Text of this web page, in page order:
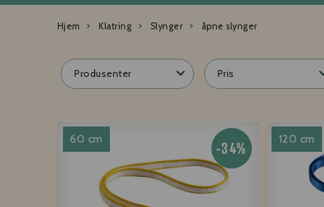
Hjem Klatring Slynger åpne slynger
Produsenter Pris
60 cm -34% 120 cm